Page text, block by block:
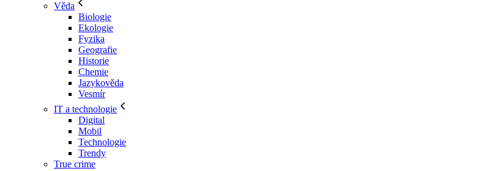
Věda
Biologie
Ekologie
Fyzika
Geografie
Historie
Chemie
Jazykověda
Vesmír
IT a technologie
Digital
Mobil
Technologie
Trendy
True crime